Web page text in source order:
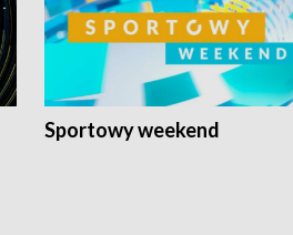
Sportowy weekend